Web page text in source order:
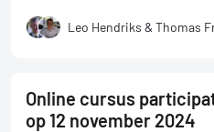
Leo Hendriks & Thomas
Online cursus
op 12 november 2024